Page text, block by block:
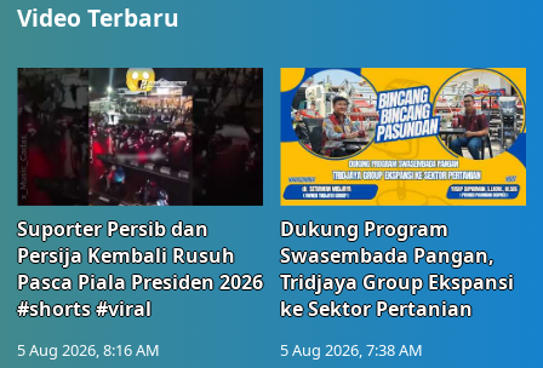
Video Terbaru
Suporter Persib dan
Persija Kembali Rusuh
Pasca Piala Presiden 2026
#shorts #viral
5 Aug 2026, 8:16 AM
Dukung Program
Swasembada Pangan,
Tridjaya Group Ekspansi
ke Sektor Pertanian
5 Aug 2026, 7:38 AM